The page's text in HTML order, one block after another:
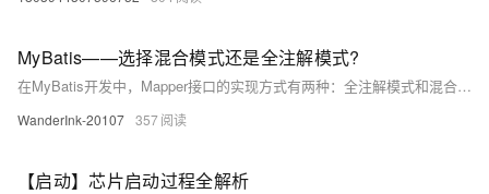
MyBatis——选择混合模式还是全注解模式?
在MyBatis开发中，Mapper接口的实现方式有两种：全注解模式和混合模式。全注解模式直接将SQL嵌入代码，适合小规模、简单逻辑项目，优点是直观简洁，但复杂查询时代码臃肿、扩展性差。混合模式采用接口+XML配置分离的方式，适合大规模、复杂查询场景，具备更高灵活性与可维护性，但学习成本较高且调试不便。根据项目需求与团队协作情况选择合适模式至关重要。
WanderInk-20107 357
【启动】芯片启动过程全解析